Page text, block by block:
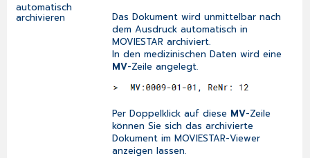
automatisch
archivieren
Das Dokument wird unmittelbar nach
dem Ausdruck automatisch in
MOVIESTAR archiviert.
In den medizinischen Daten wird eine
MV-Zeile angelegt.
Per Doppelklick auf diese MV-Zeile
können Sie sich das archivierte
Dokument im MOVIESTAR-Viewer
anzeigen lassen.